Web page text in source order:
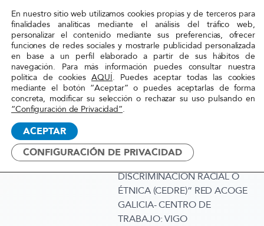
Red
Acoge
Inicio»Actualidad» OFERTA DE EMPLEO:
“TÉCNICO/A DE
ACOMPAÑAMIENTO PARA EL
DEL CONSEJO PARA LA
ELIMINACION DE LA
DISCRIMINACIÓN RACIAL O
ÉTNICA (CEDRE)” RED ACOGE
GALICIA- CENTRO DE
TRABAJO: VIGO
En nuestro sitio web utilizamos cookies propias y de terceros para
finalidades analíticas mediante el análisis del tráfico web,
personalizar el contenido mediante sus preferencias, ofrecer
funciones de redes sociales y mostrarle publicidad personalizada
en base a un perfil elaborado a partir de sus hábitos de
navegación. Para más información puedes consultar nuestra
política de cookiesAQUÍ. Puedes aceptar todas las cookies
mediante el botón “Aceptar” o puedes aceptarlas de forma
concreta, modificar su selección o rechazar su uso pulsando en
“Configuración de Privacidad”.
ACEPTAR
CONFIGURACIÓN DE PRIVACIDAD